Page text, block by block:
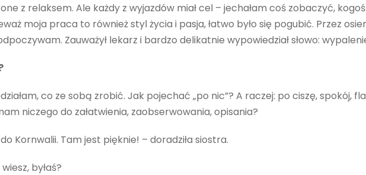
z relaksem. Ale każdy z wyjazdów miał cel – jechałam coś zobaczyć,
moja praca to również styl życia i pasja, łatwo było się pogubić. Przez
Zauważył lekarz i bardzo delikatnie wypowiedział słowo:
co ze sobą zrobić. Jak pojechać „po nic”? A raczej: po ciszę, spokój,
niczego do załatwienia, zaobserwowania, opisania?
Kornwalii. Tam jest pięknie! – doradziła siostra.
byłaś?